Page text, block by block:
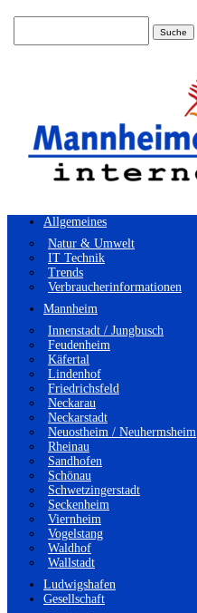
Allgemeines
Natur & Umwelt
IT Technik
Trends
Verbraucherinformationen
Mannheim
Innenstadt / Jungbusch
Feudenheim
Käfertal
Lindenhof
Friedrichsfeld
Neckarau
Neckarstadt
Neuostheim / Neuhermsheim
Rheinau
Sandhofen
Schönau
Schwetzingerstadt
Seckenheim
Viernheim
Vogelstang
Waldhof
Wallstadt
Ludwigshafen
Gesellschaft